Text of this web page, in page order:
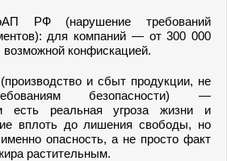
РФ (нарушение требований
для компаний — от 300 000
возможной конфискацией.
и сбыт продукции, не
безопасности) —
есть реальная угроза жизни и
вплоть до лишения свободы, но
опасность, а не просто факт
растительным.